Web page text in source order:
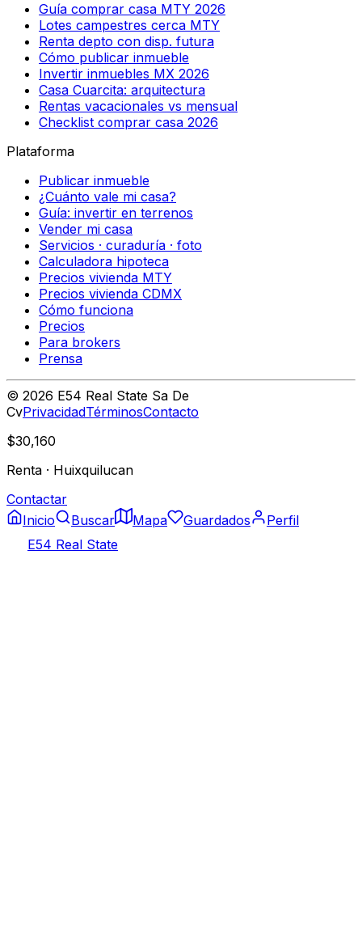
Guía comprar casa MTY 2026
Lotes campestres cerca MTY
Renta depto con disp. futura
Cómo publicar inmueble
Invertir inmuebles MX 2026
Casa Cuarcita: arquitectura
Rentas vacacionales vs mensual
Checklist comprar casa 2026
Plataforma
Publicar inmueble
¿Cuánto vale mi casa?
Guía: invertir en terrenos
Vender mi casa
Servicios · curaduría · foto
Calculadora hipoteca
Precios vivienda MTY
Precios vivienda CDMX
Cómo funciona
Precios
Para brokers
Prensa
© 2026 E54 Real State Sa De
CvPrivacidadTérminosContacto
$30,160
Renta · Huixquilucan
Contactar
Inicio
Buscar Mapa Guardados
Perfil
E54 Real State